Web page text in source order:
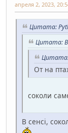
апреля 2, 2023,
Цитата:
Цитата:
Цитата:
От на
соколи
В сенсі,